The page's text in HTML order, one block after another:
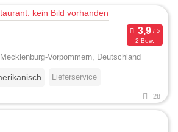
2 Bew.
Vorpommern, Deutschland
Lieferservice
28